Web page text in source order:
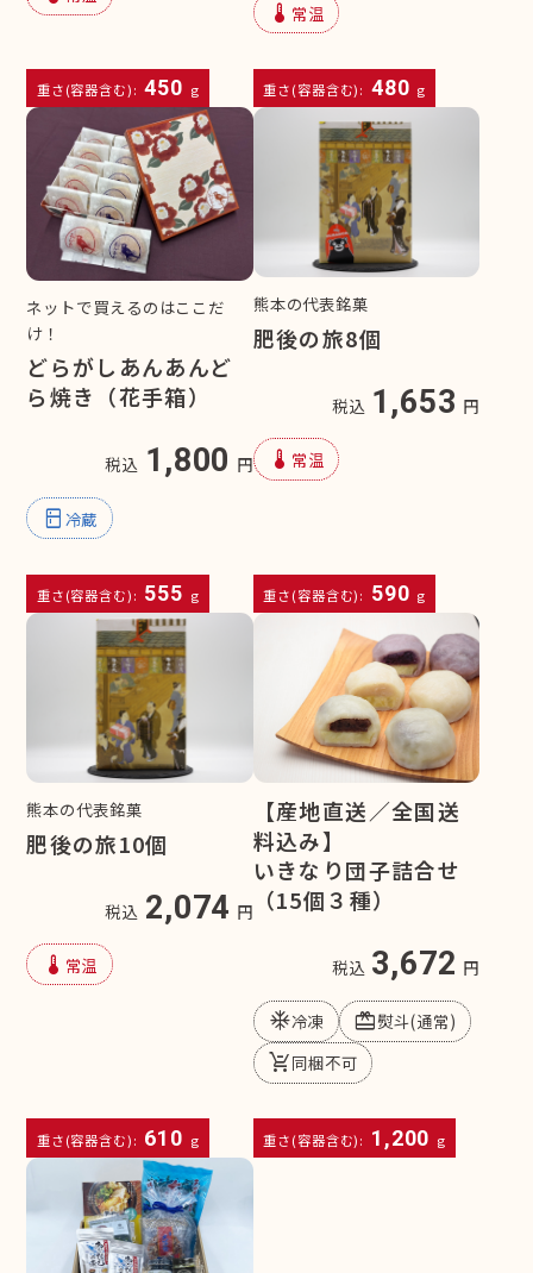
重さ(容器含む): 450 g
device_thermostat 常温
重さ(容器含む): 480 g
ネットで買えるのはここだ
け！
どらがしあんあんど
ら焼き（花手箱）
税込 1,800 円
kitchen 冷蔵
重さ(容器含む): 555 g
熊本の代表銘菓
肥後の旅8個
税込 1,653 円
device_thermostat 常温
重さ(容器含む): 590 g
熊本の代表銘菓
肥後の旅10個
税込 2,074 円
device_thermostat 常温
重さ(容器含む): 610 g
【産地直送／全国送
料込み】
いきなり団子詰合せ
（15個３種）
税込 3,672 円
mode_cool冷凍 redeem熨斗(通常)
remove_shopping_cart同梱不可
重さ(容器含む): 1,200 g